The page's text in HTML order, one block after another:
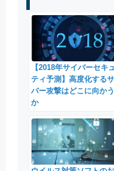
【2018年サイバーセキ
ティ予測】高度化する
バー攻撃はどこに向か
か